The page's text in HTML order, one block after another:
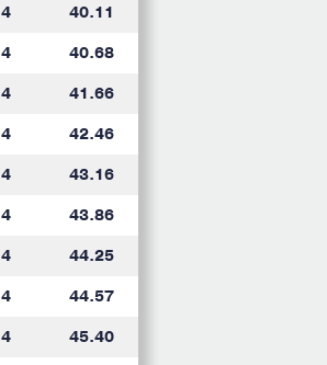
4
40.11
4
40.68
4
41.66
4
42.46
4
43.16
4
43.86
4
44.25
4
44.57
4
45.40